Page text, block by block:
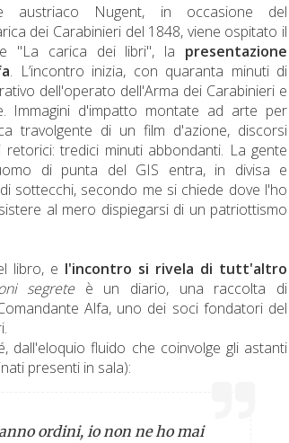
austriaco Nugent, in occasione del
dei Carabinieri del 1848, viene ospitato il
"La carica dei libri", la presentazione
. L’incontro inizia, con quaranta minuti di
dell'operato dell'Arma dei Carabinieri e
Immagini d'impatto montate ad arte per
travolgente di un film d'azione, discorsi
tredici minuti abbondanti. La gente
di punta del GIS entra, in divisa e
sottecchi, secondo me si chiede dove l'ho
al mero dispiegarsi di un patriottismo
libro, e l'incontro si rivela di tutt'altro
segrete è un diario, una raccolta di
Alfa, uno dei soci fondatori del
dall'eloquio fluido che coinvolge gli astanti
presenti in sala):
ordini, io non ne ho mai